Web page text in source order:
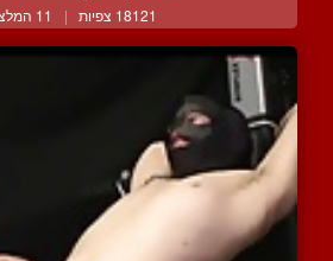
18121 צפיות | 11 המלצות